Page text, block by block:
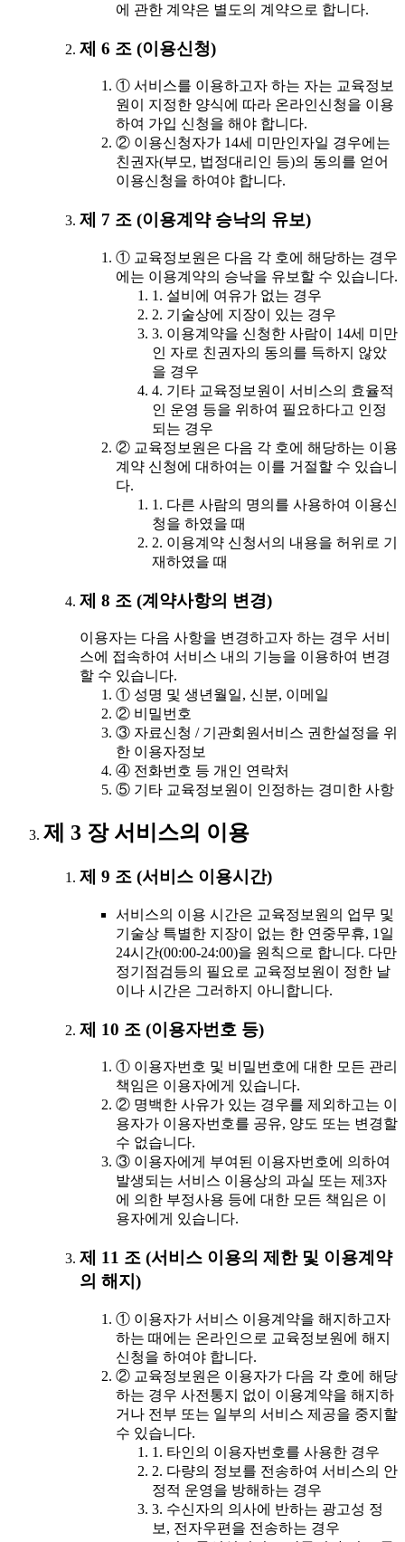
에 관한 계약은 별도의 계약으로 합니다.
제 6 조 (이용신청)
① 서비스를 이용하고자 하는 자는 교육정보
원이 지정한 양식에 따라 온라인신청을 이용
하여 가입 신청을 해야 합니다.
② 이용신청자가 14세 미만인자일 경우에는
친권자(부모, 법정대리인 등)의 동의를 얻어
이용신청을 하여야 합니다.
제 7 조 (이용계약 승낙의 유보)
① 교육정보원은 다음 각 호에 해당하는 경우
에는 이용계약의 승낙을 유보할 수 있습니다.
1. 설비에 여유가 없는 경우
2. 기술상에 지장이 있는 경우
3. 이용계약을 신청한 사람이 14세 미만
인 자로 친권자의 동의를 득하지 않았
을 경우
4. 기타 교육정보원이 서비스의 효율적
인 운영 등을 위하여 필요하다고 인정
되는 경우
② 교육정보원은 다음 각 호에 해당하는 이용
계약 신청에 대하여는 이를 거절할 수 있습니
다.
1. 다른 사람의 명의를 사용하여 이용신
청을 하였을 때
2. 이용계약 신청서의 내용을 허위로 기
재하였을 때
제 8 조 (계약사항의 변경)
이용자는 다음 사항을 변경하고자 하는 경우 서비
스에 접속하여 서비스 내의 기능을 이용하여 변경
할 수 있습니다.
① 성명 및 생년월일, 신분, 이메일
② 비밀번호
③ 자료신청 / 기관회원서비스 권한설정을 위
한 이용자정보
④ 전화번호 등 개인 연락처
⑤ 기타 교육정보원이 인정하는 경미한 사항
제 3 장 서비스의 이용
제 9 조 (서비스 이용시간)
서비스의 이용 시간은 교육정보원의 업무 및
기술상 특별한 지장이 없는 한 연중무휴, 1일
24시간(00:00-24:00)을 원칙으로 합니다. 다만
정기점검등의 필요로 교육정보원이 정한 날
이나 시간은 그러하지 아니합니다.
제 10 조 (이용자번호 등)
① 이용자번호 및 비밀번호에 대한 모든 관리
책임은 이용자에게 있습니다.
② 명백한 사유가 있는 경우를 제외하고는 이
용자가 이용자번호를 공유, 양도 또는 변경할
수 없습니다.
③ 이용자에게 부여된 이용자번호에 의하여
발생되는 서비스 이용상의 과실 또는 제3자
에 의한 부정사용 등에 대한 모든 책임은 이
용자에게 있습니다.
제 11 조 (서비스 이용의 제한 및 이용계약
의 해지)
① 이용자가 서비스 이용계약을 해지하고자
하는 때에는 온라인으로 교육정보원에 해지
신청을 하여야 합니다.
② 교육정보원은 이용자가 다음 각 호에 해당
하는 경우 사전통지 없이 이용계약을 해지하
거나 전부 또는 일부의 서비스 제공을 중지할
수 있습니다.
1. 타인의 이용자번호를 사용한 경우
2. 다량의 정보를 전송하여 서비스의 안
정적 운영을 방해하는 경우
3. 수신자의 의사에 반하는 광고성 정
보, 전자우편을 전송하는 경우